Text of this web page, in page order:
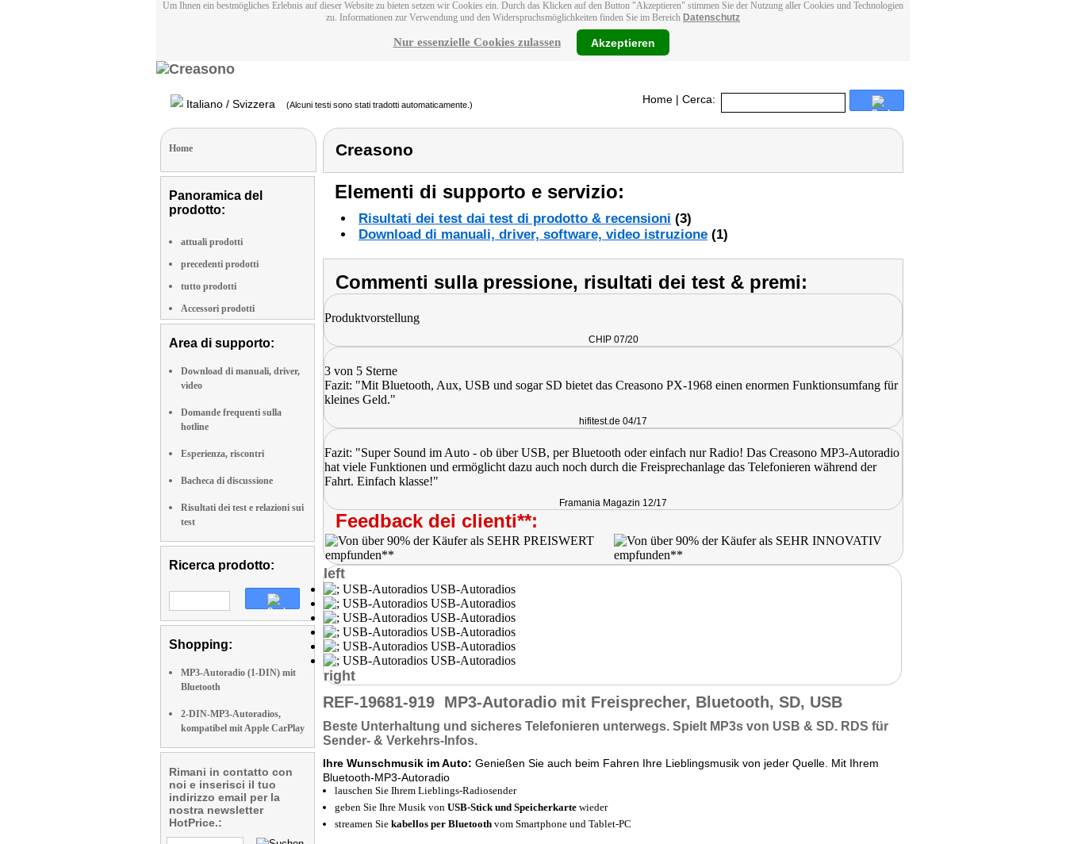
Um Ihnen ein bestmögliches Erlebnis auf dieser Website zu bieten setzen wir Cookies ein. Durch das Klicken auf den Button "Akzeptieren" stimmen Sie der Nutzung aller Cookies und Technologien
zu. Informationen zur Verwendung und den Widerspruchsmöglichkeiten finden Sie im Bereich Datenschutz
Nur essenzielle Cookies zulassen Akzeptieren
Italiano / Svizzera (Alcuni testi sono stati tradotti automaticamente.) Home | Cerca:
Home
Panoramica del
prodotto:
attuali prodotti
precedenti prodotti
tutto prodotti
Accessori prodotti
Area di supporto:
Download di manuali, driver,
video
Domande frequenti sulla
hotline
Esperienza, riscontri
Bacheca di discussione
Risultati dei test e relazioni sui
test
Ricerca prodotto:
Shopping:
MP3-Autoradio (1-DIN) mit
Bluetooth
2-DIN-MP3-Autoradios,
kompatibel mit Apple CarPlay
Rimani in contatto con
noi e inserisci il tuo
indirizzo email per la
nostra newsletter
HotPrice.:
Creasono
Elementi di supporto e servizio:
Risultati dei test dai test di prodotto & recensioni (3)
Download di manuali, driver, software, video istruzione (1)
Commenti sulla pressione, risultati dei test & premi:
Produktvorstellung
CHIP 07/20
3 von 5 Sterne
Fazit: "Mit Bluetooth, Aux, USB und sogar SD bietet das Creasono PX-1968 einen enormen Funktionsumfang für
kleines Geld."
hifitest.de 04/17
Fazit: "Super Sound im Auto - ob über USB, per Bluetooth oder einfach nur Radio! Das Creasono MP3-Autoradio
hat viele Funktionen und ermöglicht dazu auch noch durch die Freisprechanlage das Telefonieren während der
Fahrt. Einfach klasse!"
Framania Magazin 12/17
Feedback dei clienti**:
left
right
REF-19681-919 MP3-Autoradio mit Freisprecher, Bluetooth, SD, USB
Beste Unterhaltung und sicheres Telefonieren unterwegs. Spielt MP3s von USB & SD. RDS für
Sender- & Verkehrs-Infos.
Ihre Wunschmusik im Auto: Genießen Sie auch beim Fahren Ihre Lieblingsmusik von jeder Quelle. Mit Ihrem
Bluetooth-MP3-Autoradio
lauschen Sie Ihrem Lieblings-Radiosender
geben Sie Ihre Musik von USB-Stick und Speicherkarte wieder
streamen Sie kabellos per Bluetooth vom Smartphone und Tablet-PC